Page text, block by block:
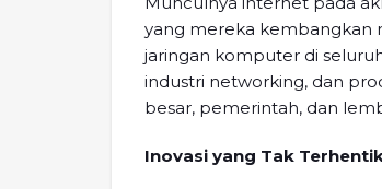
yang mereka kembangkan
jaringan komputer di
industri networking, dan
besar, pemerintah, dan
Inovasi yang Tak